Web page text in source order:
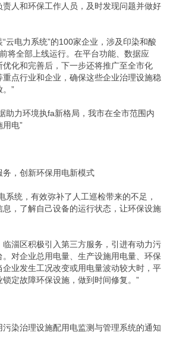
人和环保工作人员，及时发现问题并做好
电力系统”的100家企业，涉及印染和酸
将全部上线运行。在平台功能、数据应
化和完善后，下一步还将推广至全市化
点行业和企业，确保这些企业治理设施稳
”
力环境执fa新格局，我市在全市范围内
电”
，创新环保用电新模式
统，有效弥补了人工巡检带来的不足，
，了解自己设备的运行状态，让环保设施
淄区积极引入第三方服务，引进有动力污
对企业总用电量、生产设施用电量、环保
业发生工况改变或用电量波动较大时，平
定故障环保设施，做到时间修复。”
染治理设施配用电监测与管理系统的通知